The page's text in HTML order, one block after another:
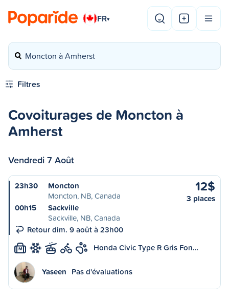
FR▾
Moncton à Amherst
Filtres
Covoiturages de Moncton à
Amherst
Vendredi 7 Août
23h30
Moncton
Moncton, NB, Canada
00h15
Sackville
Sackville, NB, Canada
Retour dim. 9 août à 23h00
12$
3 places
M Honda Civic Type R Gris Fon…
Yaseen Pas d'évaluations